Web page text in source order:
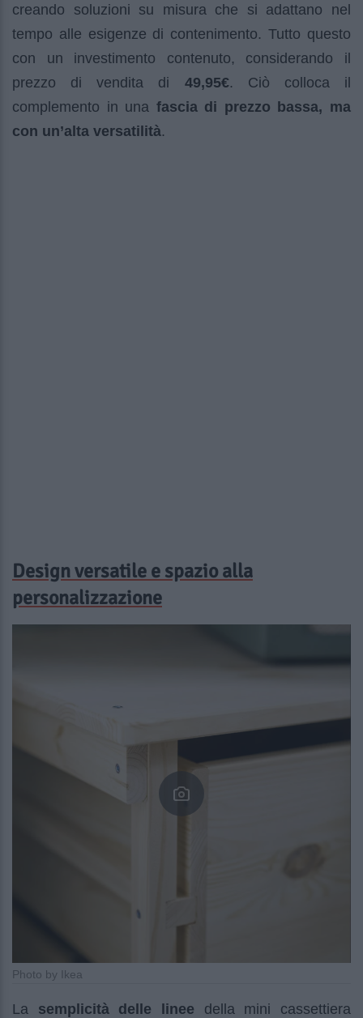
creando soluzioni su misura che si adattano nel
tempo alle esigenze di contenimento. Tutto questo
con un investimento contenuto, considerando il
prezzo di vendita di 49,95€. Ciò colloca il
complemento in una fascia di prezzo bassa, ma
con un’alta versatilità.
Design versatile e spazio alla
personalizzazione
Photo by Ikea
La semplicità delle linee della mini cassettiera